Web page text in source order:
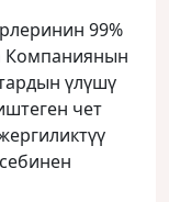
99%
Компаниянын
үлүшү
чет